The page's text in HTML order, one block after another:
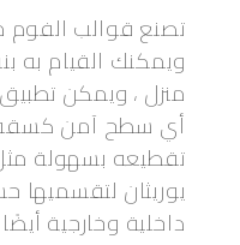
تصنع قوالب الفوم
ويمكنك القيام به
منزل ، ويمكن
أي سطح آمن
تقطيعه بسهولة
يوريثان لتقسميها
داخلية وخارجية